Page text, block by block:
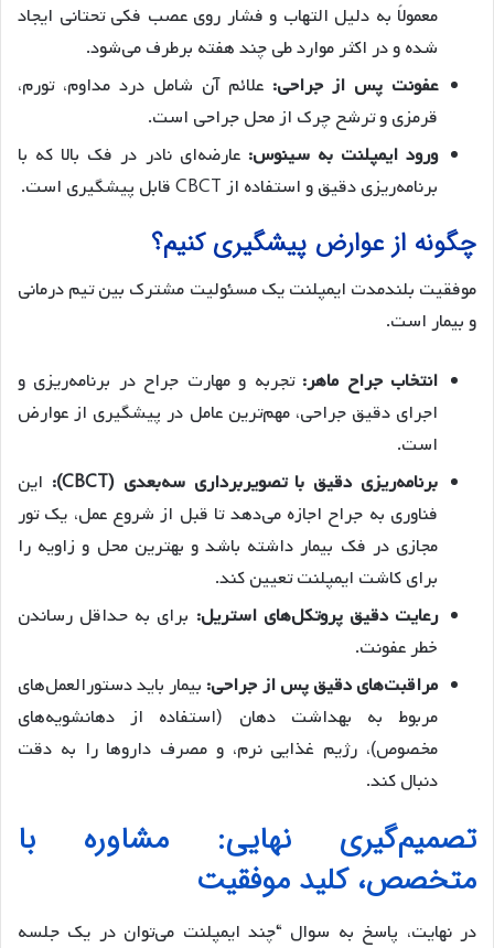
معمولاً به دلیل التهاب و فشار روی عصب فکی تحتانی ایجاد
شده و در اکثر موارد طی چند هفته برطرف می‌شود.
عفونت پس از جراحی: علائم آن شامل درد مداوم، تورم،
قرمزی و ترشح چرک از محل جراحی است.
ورود ایمپلنت به سینوس: عارضه‌ای نادر در فک بالا که با
برنامه‌ریزی دقیق و استفاده از CBCT قابل پیشگیری است.
چگونه از عوارض پیشگیری کنیم؟
موفقیت بلندمدت ایمپلنت یک مسئولیت مشترک بین تیم درمانی
و بیمار است.
انتخاب جراح ماهر: تجربه و مهارت جراح در برنامه‌ریزی و
اجرای دقیق جراحی، مهم‌ترین عامل در پیشگیری از عوارض
است.
برنامه‌ریزی دقیق با تصویربرداری سه‌بعدی (CBCT):
این
فناوری به جراح اجازه می‌دهد تا قبل از شروع عمل، یک تور
مجازی در فک بیمار داشته باشد و بهترین محل و زاویه را
برای کاشت ایمپلنت تعیین کند.
رعایت دقیق پروتکل‌های استریل: برای به حداقل رساندن
خطر عفونت.
مراقبت‌های دقیق پس از جراحی: بیمار باید دستورالعمل‌های
مربوط به بهداشت دهان (استفاده از دهانشویه‌های
مخصوص)، رژیم غذایی نرم، و مصرف داروها را به دقت
دنبال کند.
تصمیم‌گیری نهایی: مشاوره با
متخصص، کلید موفقیت
در نهایت، پاسخ به سوال “چند ایمپلنت می‌توان در یک جلسه